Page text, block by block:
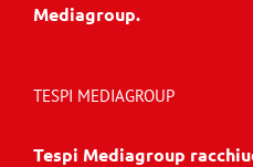
Mediagroup.
TESPI MEDIAGROUP
Tespi Mediagroup